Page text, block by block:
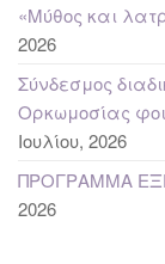
«Μύθος και
2026
Σύνδεσμος
Ορκωμοσίας
Ιουλίου, 2026
ΠΡΟΓΡΑΜΜΑ
2026